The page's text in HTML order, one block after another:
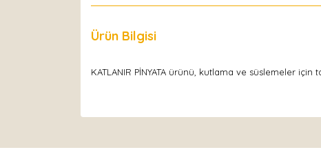
Ürün Bilgisi
KATLANIR PİNYATA ürünü, kutlama ve süslemeler